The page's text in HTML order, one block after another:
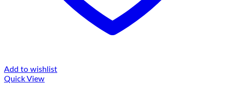
Add to wishlist
Quick View